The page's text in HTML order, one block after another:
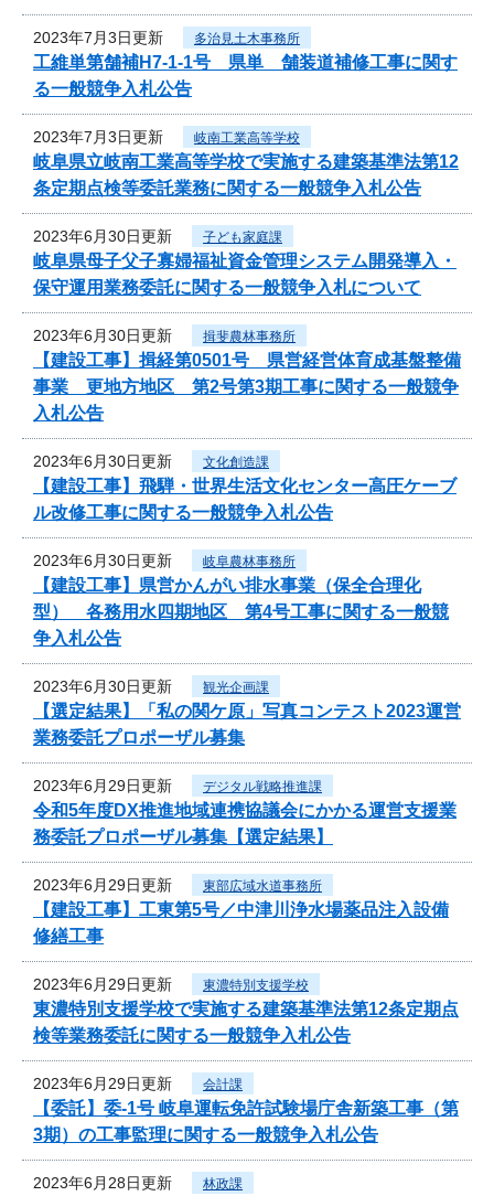
2023年7月3日更新 多治見土木事務所
工維単第舗補H7-1-1号 県単 舗装道補修工事に関す
る一般競争入札公告
2023年7月3日更新 岐南工業高等学校
岐阜県立岐南工業高等学校で実施する建築基準法第12
条定期点検等委託業務に関する一般競争入札公告
2023年6月30日更新 子ども家庭課
岐阜県母子父子寡婦福祉資金管理システム開発導入・
保守運用業務委託に関する一般競争入札について
2023年6月30日更新 揖斐農林事務所
【建設工事】揖経第0501号 県営経営体育成基盤整備
事業 更地方地区 第2号第3期工事に関する一般競争
入札公告
2023年6月30日更新 文化創造課
【建設工事】飛騨・世界生活文化センター高圧ケーブ
ル改修工事に関する一般競争入札公告
2023年6月30日更新 岐阜農林事務所
【建設工事】県営かんがい排水事業（保全合理化
型） 各務用水四期地区 第4号工事に関する一般競
争入札公告
2023年6月30日更新 観光企画課
【選定結果】「私の関ケ原」写真コンテスト2023運営
業務委託プロポーザル募集
2023年6月29日更新 デジタル戦略推進課
令和5年度DX推進地域連携協議会にかかる運営支援業
務委託プロポーザル募集【選定結果】
2023年6月29日更新 東部広域水道事務所
【建設工事】工東第5号／中津川浄水場薬品注入設備
修繕工事
2023年6月29日更新 東濃特別支援学校
東濃特別支援学校で実施する建築基準法第12条定期点
検等業務委託に関する一般競争入札公告
2023年6月29日更新 会計課
【委託】委-1号 岐阜運転免許試験場庁舎新築工事（第
3期）の工事監理に関する一般競争入札公告
2023年6月28日更新 林政課